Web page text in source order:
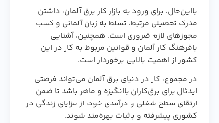
بااین‌حال، برای ورود به بازار کار برق آلمان، داشتن
مدرک تحصیلی مرتبط، تسلط به زبان آلمانی و کسب
مجوزهای لازم ضروری است. همچنین، آشنایی
بافرهنگ کار آلمان و قوانین مربوط به کار در این
کشور از اهمیت بالایی برخوردار است.
در مجموع، کار در دنیای برق آلمان می‌تواند فرصتی
ایدئال برای برق‌کاران باانگیزه و ماهر باشد تا ضمن
ارتقای سطح شغلی و درآمدی خود، از مزایای زندگی در
کشوری پیشرفته و باثبات بهره‌مند شوند.